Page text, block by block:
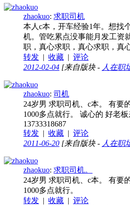
zhaokuo: 求职司机
本人c本，开车经验1年。想找
机。管吃累点没事能月发工资
职，真心求职，真心求职，真
转发 | 收藏 | 评论
2012-02-04 [来自版块 - 人在职
zhaokuo: 司机
24岁男 求职司机、c本。 有要
1000多点就行。 诚心的 好老板
13733318687
转发 | 收藏 | 评论
2011-06-20 [来自版块 - 人在职
zhaokuo: 求职司机。
24岁男 求职司机、c本。 有要
1000多点就行。
转发 | 收藏 | 评论